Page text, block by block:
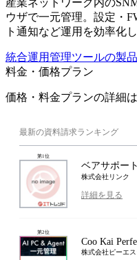
ウザで一元管理。設定・
ト通知など運用を効率化し
統合運用管理ツールの製
料金・価格プラン
価格・料金プランの詳細
最新の資料請求ランキング
第1位
ベアサポート
株式会社リンク
詳細を見る
第2位
Coo Kai
株式会社ピーエス